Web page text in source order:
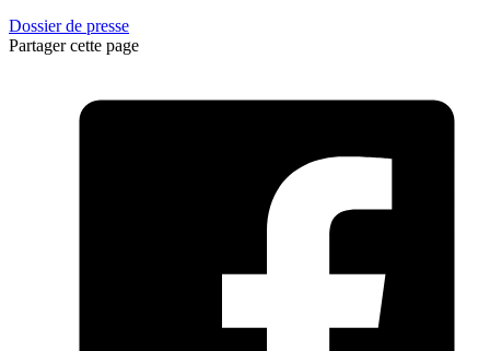
Dossier de presse
Partager cette page